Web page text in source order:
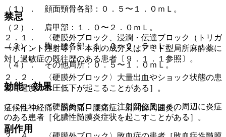
禁忌
２．１． 〈硬膜外ブロック、浸潤・伝達ブロック（トリガ
ーポイント注射等）〉本剤の成分又はアミド型局所麻酔薬に
対し過敏症の既往歴のある患者〔９．１．１参照〕。
２．２． 〈硬膜外ブロック〉大量出血やショック状態の患
者［過度の血圧低下が起こることがある］。
２．３． 〈硬膜外ブロック〉注射部位又はその周辺に炎症
のある患者［化膿性髄膜炎症状を起こすことがある］。
（１）． 顔面頸骨各部：０．５〜１．０ｍＬ。
（２）． 肩甲部：１．０〜２．０ｍＬ。
（３）． 胸・腰各部：１．０〜２．５ｍＬ。
（４）． その他局所：０．５〜１．０ｍＬ。
効能・効果
症候性神経痛、筋肉痛、腰痛症、肩関節周囲炎。
副作用